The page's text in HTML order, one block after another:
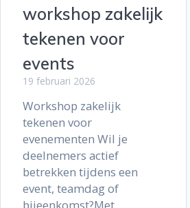
workshop zakelijk
tekenen voor
events
19 februari 2026
Workshop zakelijk
tekenen voor
evenementen Wil je
deelnemers actief
betrekken tijdens een
event, teamdag of
bijeenkomst?Met